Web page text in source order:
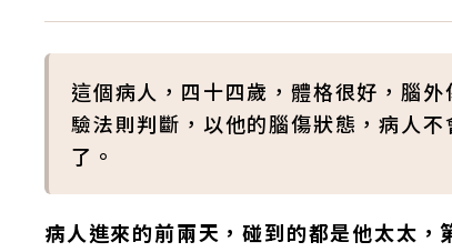
這個病人，四十四歲，體格很好，腦
驗法則判斷，以他的腦傷狀態，病人
了。
病人進來的前兩天，碰到的都是他太太